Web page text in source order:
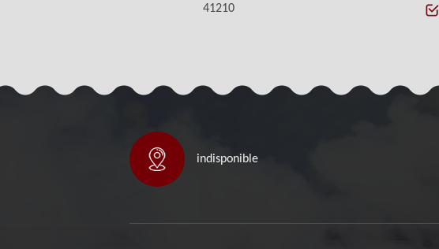
41210
indisponible